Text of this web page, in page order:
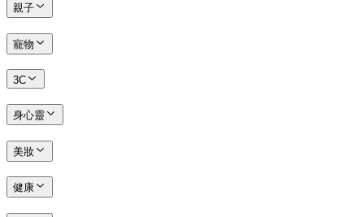
親子
寵物
3C
身心靈
美妝
健康